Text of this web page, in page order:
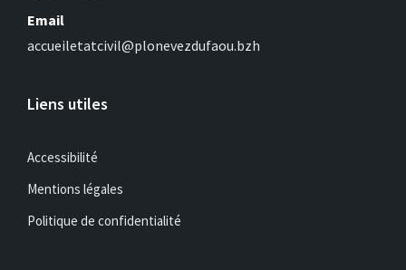
Email
accueiletatcivil@plonevezdufaou.bzh
Liens utiles
Accessibilité
Mentions légales
Politique de confidentialité